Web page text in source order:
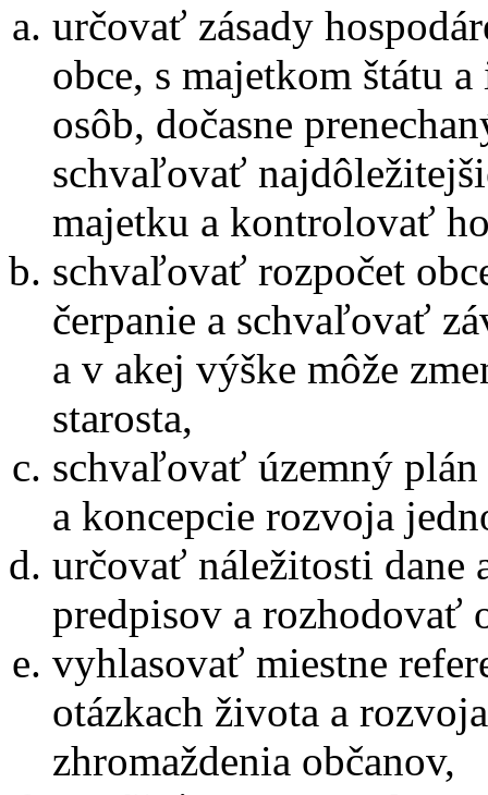
určovať zásady
obce, s majetkom štátu
osôb, dočasne
schvaľovať
majetku a kontrolovať
schvaľovať rozpočet
čerpanie a schvaľovať
a v akej výške môže
starosta,
schvaľovať územný plán
a koncepcie rozvoja
určovať náležitosti dane
predpisov a rozhodovať
vyhlasovať miestne
otázkach života a
zhromaždenia občanov,